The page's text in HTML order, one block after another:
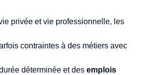
privée et vie professionnelle, les
contraintes à des métiers avec
déterminée et desemplois